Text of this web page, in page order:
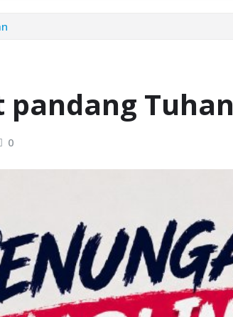
Tuhan
0